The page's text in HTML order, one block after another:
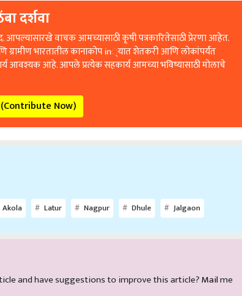
दर्शवा
आपल्यासारखे वाचक आमच्यासाठी कृषी पत्रकारितेसाठी प्रेरणा आहेत.
ग्रामीण भारतातील कानाकोप in्यात शेतकरी आणि लोकांपर्यंत
आवश्यक आहे. आपले प्रत्येक सहकार्य आमच्या भविष्यासाठी मोलाचे
Now)
Akola Latur Nagpur Dhule Jalgaon
and have suggestions to improve this article? Mail